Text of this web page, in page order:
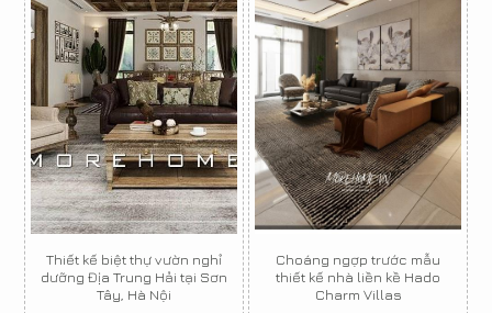
Thiết kế biệt thự vườn nghỉ
dưỡng Địa Trung Hải tại Sơn
Tây, Hà Nội
Choáng ngợp trước mẫu
thiết kế nhà liền kề Hado
Charm Villas